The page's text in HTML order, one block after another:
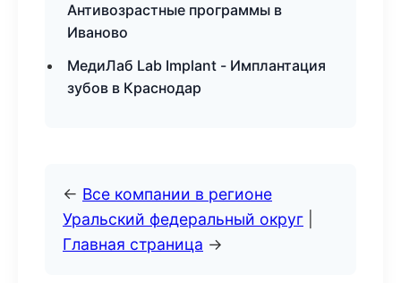
Антивозрастные программы в
Иваново
МедиЛаб Lab Implant - Имплантация
зубов в Краснодар
← Все компании в регионе
Уральский федеральный округ
Главная страница →